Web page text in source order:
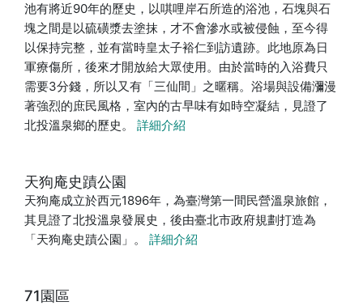
池有將近90年的歷史，以唭哩岸石所造的浴池，石塊與石
塊之間是以硫磺漿去塗抹，才不會滲水或被侵蝕，至今得
以保持完整，並有當時皇太子裕仁到訪遺跡。此地原為日
軍療傷所，後來才開放給大眾使用。由於當時的入浴費只
需要3分錢，所以又有「三仙間」之暱稱。浴場與設備瀰漫
著強烈的庶民風格，室內的古早味有如時空凝結，見證了
北投溫泉鄉的歷史。 詳細介紹
天狗庵史蹟公園
天狗庵成立於西元1896年，為臺灣第一間民營溫泉旅館，
其見證了北投溫泉發展史，後由臺北市政府規劃打造為
「天狗庵史蹟公園」。 詳細介紹
71園區